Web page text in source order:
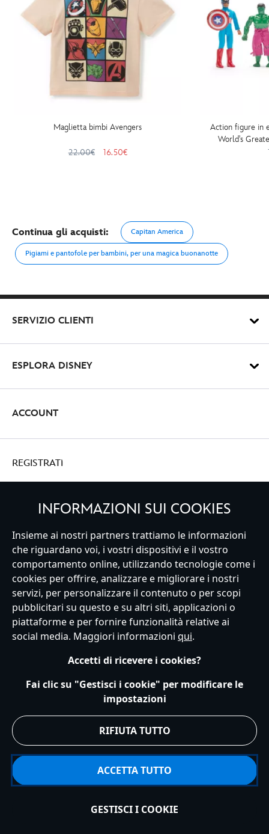
Aggiungi al carrello
Maglietta bimbi Avengers
22.00€ 16.50€
Action figure in
World's
Continua gli acquisti: Capitan America
Pigiami e pantofole per bambini, per una magica buonanotte
SERVIZIO CLIENTI
ESPLORA DISNEY
ACCOUNT
REGISTRATI
Italy
Servizio Clienti Termini d'Uso Trova Negozio
Mappa del Sito
Normativa Europea sul trattamento dei dati personali
Informativa sulla privacy
Politica dei Cookie
Informativa sulla privacy UE
Termini e Condizioni generali
Gestisci le impostazioni dei Cookies
s172 Statements
INFORMAZIONI SUI COOKIES
Insieme ai nostri partners trattiamo le informazioni
che riguardano voi, i vostri dispositivi e il vostro
comportamento online, utilizzando tecnologie come i
cookies per offrire, analizzare e migliorare i nostri
servizi, per personalizzare il contenuto o per scopi
pubblicitari su questo e su altri siti, applicazioni o
piattaforme e per fornire funzionalità relative ai
social media. Maggiori informazioni qui.
Accetti di ricevere i cookies?
Fai clic su "Gestisci i cookie" per modificare le
impostazioni
RIFIUTA TUTTO
ACCETTA TUTTO
GESTISCI I COOKIE